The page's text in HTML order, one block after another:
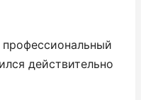
действительно